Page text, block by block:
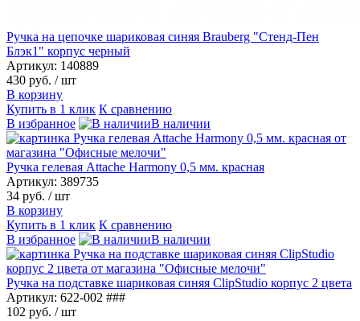
Ручка на цепочке шариковая синяя Brauberg "Стенд-Пен
Блэк1" корпус черный
Артикул: 140889
430 руб. / шт
В корзину
Купить в 1 клик К сравнению
В избранное
В наличии
Ручка гелевая Attache Harmony 0,5 мм. красная
Артикул: 389735
34 руб. / шт
В корзину
Купить в 1 клик К сравнению
В избранное
В наличии
Ручка на подставке шариковая синяя ClipStudio корпус 2 цвета
Артикул: 622-002 ###
102 руб. / шт